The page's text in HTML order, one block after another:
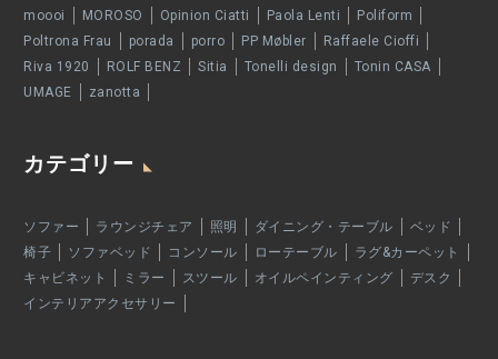
moooi
MOROSO Opinion Ciatti Paola Lenti
Poliform
Poltrona Frau
porada porro PP Møbler
Raffaele Cioffi
Riva 1920
ROLF BENZ Sitia Tonelli design
Tonin CASA
UMAGE
zanotta
カテゴリー
ソファー ラウンジチェア 照明 ダイニング・テーブル
ベッド
椅子
ソファベッド コンソール ローテーブル
ラグ&カーペット
キャビネット
ミラー スツール オイルペインティング
デスク
インテリアアクセサリー